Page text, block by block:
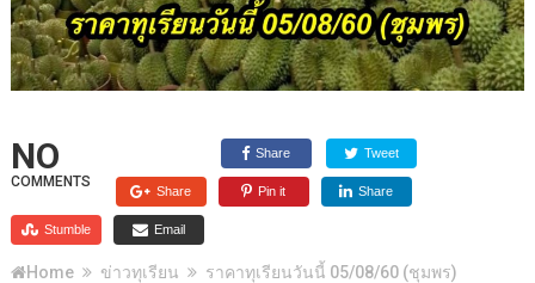
NO
COMMENTS
Share Tweet
Share Pin it Share
Stumble Email
Home ข่าวทุเรียน ราคาทุเรียนวันนี้ 05/08/60 (ชุมพร)